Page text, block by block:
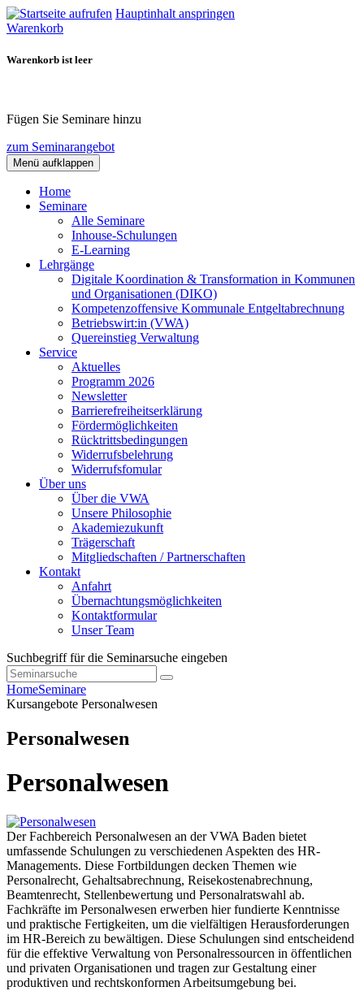
Hauptinhalt anspringen
Warenkorb
Warenkorb ist leer
Fügen Sie Seminare hinzu
zum Seminarangebot
Menü aufklappen
Home
Seminare
Alle Seminare
Inhouse-Schulungen
E-Learning
Lehrgänge
Digitale Koordination & Transformation in Kommunen
und Organisationen (DIKO)
Kompetenzoffensive Kommunale Entgeltabrechnung
Betriebswirt:in (VWA)
Quereinstieg Verwaltung
Service
Aktuelles
Programm 2026
Newsletter
Barrierefreiheitserklärung
Fördermöglichkeiten
Rücktrittsbedingungen
Widerrufsbelehrung
Widerrufsfomular
Über uns
Über die VWA
Unsere Philosophie
Akademiezukunft
Trägerschaft
Mitgliedschaften / Partnerschaften
Kontakt
Anfahrt
Übernachtungsmöglichkeiten
Kontaktformular
Unser Team
Suchbegriff für die Seminarsuche eingeben
HomeSeminare
Kursangebote Personalwesen
Personalwesen
Personalwesen
Der Fachbereich Personalwesen an der VWA Baden bietet
umfassende Schulungen zu verschiedenen Aspekten des HR-
Managements. Diese Fortbildungen decken Themen wie
Personalrecht, Gehaltsabrechnung, Reisekostenabrechnung,
Beamtenrecht, Stellenbewertung und Personalratswahl ab.
Fachkräfte im Personalwesen erwerben hier fundierte Kenntnisse
und praktische Fertigkeiten, um die vielfältigen Herausforderungen
im HR-Bereich zu bewältigen. Diese Schulungen sind entscheidend
für die effektive Verwaltung von Personalressourcen in öffentlichen
und privaten Organisationen und tragen zur Gestaltung einer
produktiven und rechtskonformen Arbeitsumgebung bei.